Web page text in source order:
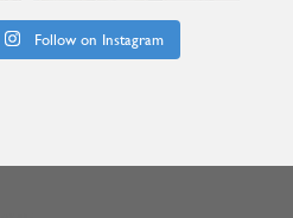
Follow on Instagram